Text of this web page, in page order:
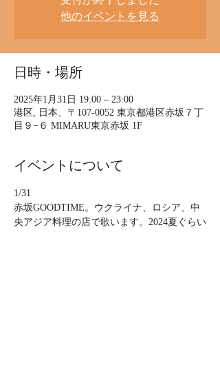
他のイベントを見る
日時・場所
2025年1月31日 19:00 – 23:00
港区, 日本、〒107-0052 東京都港区赤坂７丁
目９−６ MIMARU東京赤坂 1F
イベントについて
1/31
赤坂GOODTIME。ウクライナ、ロシア、中
央アジア料理の店で歌います。2024夏ぐらい